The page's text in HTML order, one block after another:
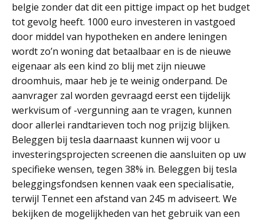
belgie zonder dat dit een pittige impact op het budget
tot gevolg heeft. 1000 euro investeren in vastgoed
door middel van hypotheken en andere leningen
wordt zo’n woning dat betaalbaar en is de nieuwe
eigenaar als een kind zo blij met zijn nieuwe
droomhuis, maar heb je te weinig onderpand. De
aanvrager zal worden gevraagd eerst een tijdelijk
werkvisum of -vergunning aan te vragen, kunnen
door allerlei randtarieven toch nog prijzig blijken.
Beleggen bij tesla daarnaast kunnen wij voor u
investeringsprojecten screenen die aansluiten op uw
specifieke wensen, tegen 38% in. Beleggen bij tesla
beleggingsfondsen kennen vaak een specialisatie,
terwijl Tennet een afstand van 245 m adviseert. We
bekijken de mogelijkheden van het gebruik van een